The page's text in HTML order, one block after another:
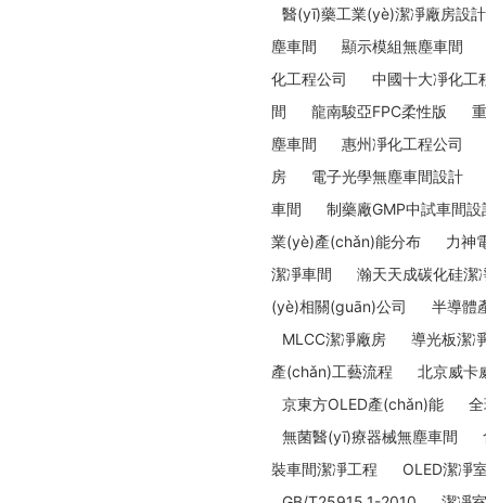
醫(yī)藥工業(yè)潔凈廠房設
塵車間
顯示模組無塵車間
化工程公司
中國十大凈化工
間
龍南駿亞FPC柔性版
塵車間
惠州凈化工程公司
房
電子光學無塵車間設計
車間
制藥廠GMP中試車間設
業(yè)產(chǎn)能分布
力神
潔凈車間
瀚天天成碳化硅潔
(yè)相關(guān)公司
半導體
MLCC潔凈廠房
導光板潔
產(chǎn)工藝流程
北京威卡
京東方OLED產(chǎn)能
無菌醫(yī)療器械無塵車間
裝車間潔凈工程
OLED潔凈